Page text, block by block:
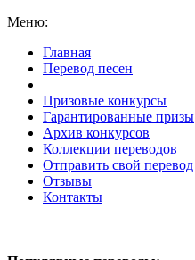
Меню:
Главная
Перевод песен
Призовые конкурсы
Гарантированные призы
Архив конкурсов
Коллекции переводов
Отправить свой перевод
Отзывы
Контакты